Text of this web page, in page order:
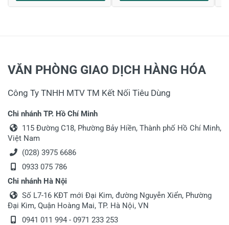
Viết nhận xét của bạn vào bên dưới *
Gửi nhận xét
VĂN PHÒNG GIAO DỊCH HÀNG HÓA
Công Ty TNHH MTV TM Kết Nối Tiêu Dùng
Chi nhánh TP. Hồ Chí Minh
115 Đường C18, Phường Bảy Hiền, Thành phố Hồ Chí Minh,
Việt Nam
(028) 3975 6686
0933 075 786
Chi nhánh Hà Nội
Số L7-16 KĐT mới Đại Kim, đường Nguyễn Xiển, Phường
Đại Kim, Quận Hoàng Mai, TP. Hà Nội, VN
0941 011 994 - 0971 233 253